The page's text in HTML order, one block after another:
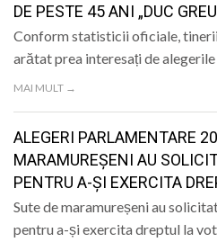
DE PESTE 45 ANI „DUC
Conform statisticii oficiale,
arătat prea interesați de
MAI MULT →
ALEGERI PARLAMENTARE
MARAMUREȘENI AU
PENTRU A-ȘI EXERCITA
Sute de maramureșeni au
pentru a-și exercita dreptul la